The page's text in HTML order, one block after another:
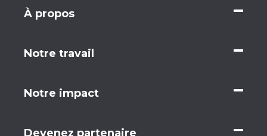
À propos
Notre travail
Notre impact
Devenez partenaire